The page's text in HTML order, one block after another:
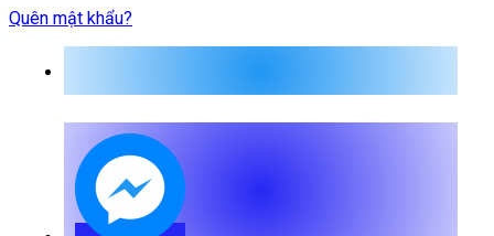
Quên mật khẩu?